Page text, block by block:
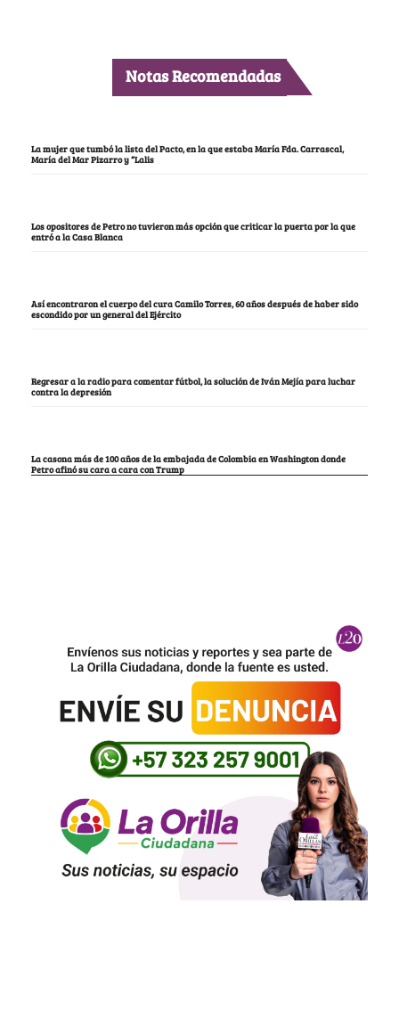
Notas Recomendadas
La mujer que tumbó la lista del Pacto, en la que estaba María Fda. Carrascal,
María del Mar Pizarro y “Lalis
Los opositores de Petro no tuvieron más opción que criticar la puerta por la que
entró a la Casa Blanca
Así encontraron el cuerpo del cura Camilo Torres, 60 años después de haber sido
escondido por un general del Ejército
Regresar a la radio para comentar fútbol, la solución de Iván Mejía para luchar
contra la depresión
La casona más de 100 años de la embajada de Colombia en Washington donde
Petro afinó su cara a cara con Trump